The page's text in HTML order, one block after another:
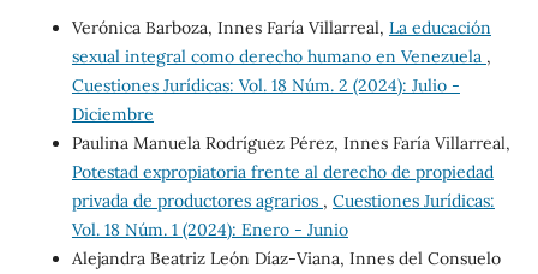
Verónica Barboza, Innes Faría Villarreal, La educación
sexual integral como derecho humano en Venezuela ,
Cuestiones Jurídicas: Vol. 18 Núm. 2 (2024): Julio -
Diciembre
Paulina Manuela Rodríguez Pérez, Innes Faría Villarreal,
Potestad expropiatoria frente al derecho de propiedad
privada de productores agrarios , Cuestiones Jurídicas:
Vol. 18 Núm. 1 (2024): Enero - Junio
Alejandra Beatriz León Díaz-Viana, Innes del Consuelo